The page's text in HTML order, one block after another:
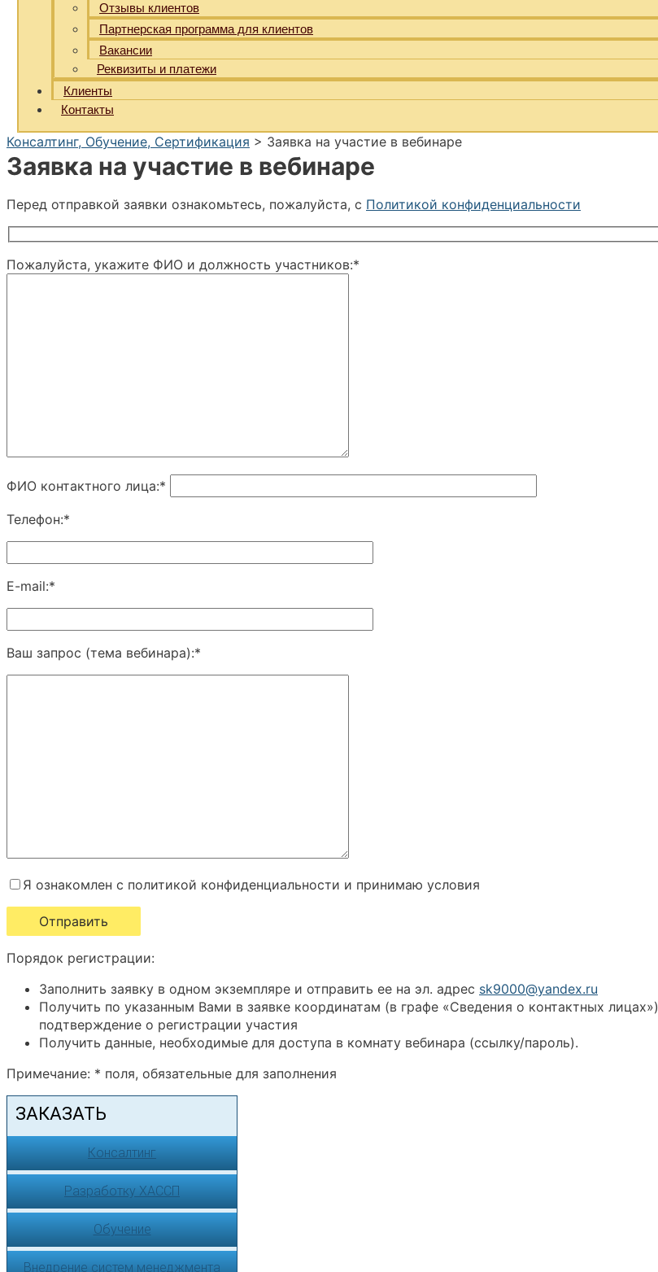
Отзывы клиентов
Партнерская программа для клиентов
Вакансии
Реквизиты и платежи
Клиенты
Контакты
Консалтинг, Обучение, Сертификация > Заявка на участие в вебинаре
Заявка на участие в вебинаре
Перед отправкой заявки ознакомьтесь, пожалуйста, с Политикой конфиденциальности
Пожалуйста, укажите ФИО и должность участников:*
ФИО контактного лица:*
Телефон:*
E-mail:*
Ваш запрос (тема вебинара):*
Я ознакомлен с политикой конфиденциальности и принимаю условия
Порядок регистрации:
Заполнить заявку в одном экземпляре и отправить ее на эл. адрес sk9000@yandex.ru
Получить по указанным Вами в заявке координатам (в графе «Сведения о контактных лицах»)
подтверждение о регистрации участия
Получить данные, необходимые для доступа в комнату вебинара (ссылку/пароль).
Примечание: * поля, обязательные для заполнения
ЗАКАЗАТЬ
Консалтинг
Разработку ХАССП
Обучение
Внедрение систем менеджмента